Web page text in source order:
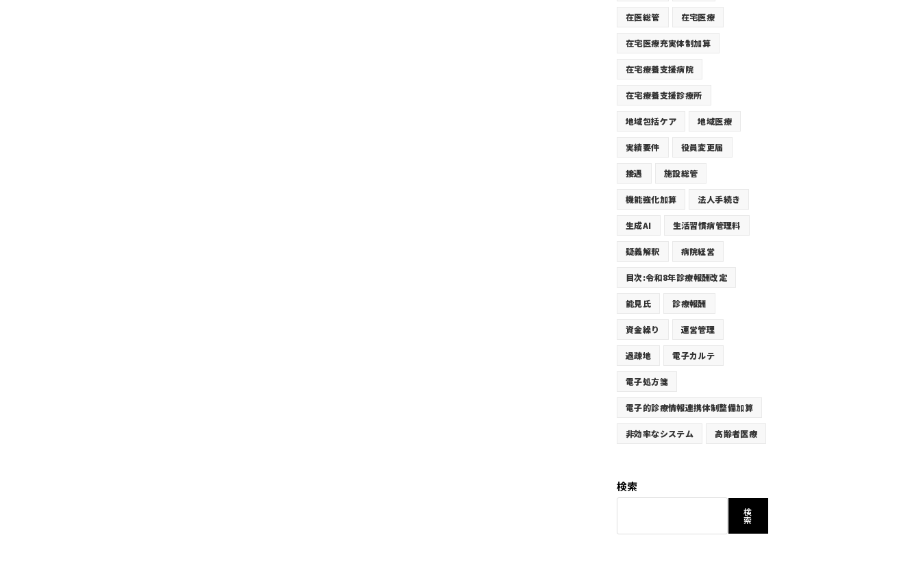
在医総管 在宅医療
在宅医療充実体制加算
在宅療養支援病院
在宅療養支援診療所
地域包括ケア 地域医療
実績要件 役員変更届
接遇 施設総管
機能強化加算 法人手続き
生成AI 生活習慣病管理料
疑義解釈 病院経営
目次:令和8年診療報酬改定
能見氏 診療報酬
資金繰り 運営管理
過疎地 電子カルテ
電子処方箋
電子的診療情報連携体制整備加算
非効率なシステム 高齢者医療
検索
検
索